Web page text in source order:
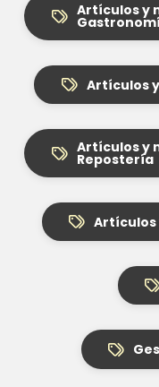
Artículos y
Artículos
Artículos y
Repostería
Artículos